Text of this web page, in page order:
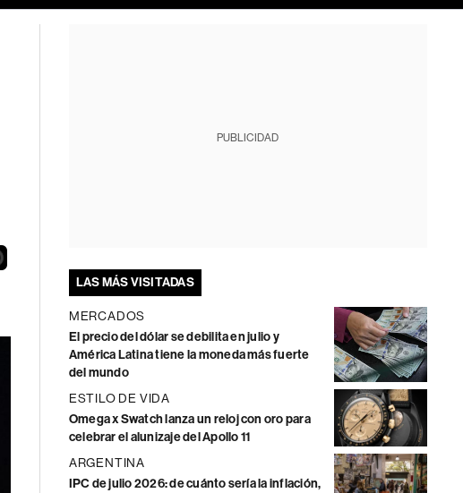
PUBLICIDAD
LAS MÁS VISITADAS
MERCADOS
El precio del dólar se debilita en julio y
América Latina tiene la moneda más fuerte
del mundo
ESTILO DE VIDA
Omega x Swatch lanza un reloj con oro para
celebrar el alunizaje del Apollo 11
ARGENTINA
IPC de julio 2026: de cuánto sería la inflación,